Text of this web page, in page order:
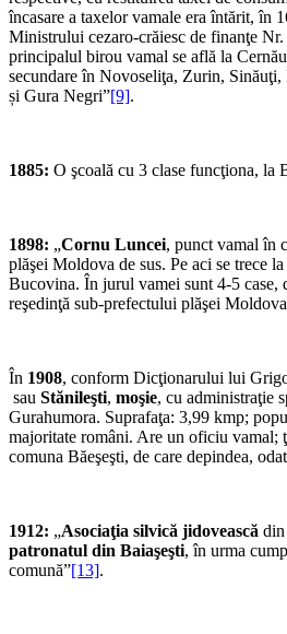
încasare a taxelor vamale era întărit, în
Ministrului cezaro-crăiesc de finanţe
principalul birou vamal se află la
secundare în Novoseliţa, Zurin,
și Gura Negri”[9].
1885: O şcoală cu 3 clase funcţiona, la
1898: „Cornu Luncei, punct vamal în
plăşei Moldova de sus. Pe aci se trece
Bucovina. În jurul vamei sunt 4-5 case,
reşedinţă sub-prefectului plăşei
În 1908, conform Dicţionarului lui
sau Stănileşti, moşie, cu administraţie
Gurahumora. Suprafaţa: 3,99 kmp;
majoritate români. Are un oficiu vamal;
comuna Băeşeşti, de care depindea,
1912: „Asociaţia silvică jidovească din
patronatul din Baiaşeşti, în urma
comună”[13].